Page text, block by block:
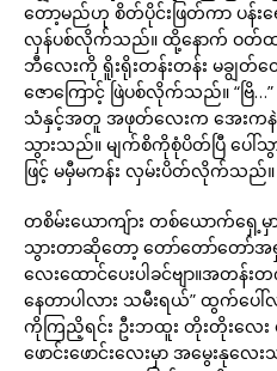
တော့မည်ဟု စိတ်ပိုင်းဖြတ်ကာ ပန်း
လှန်ပစ်လိုက်သည်။ ထို့နောက် ဝတ်ထာ
ဘီလေးကို ရိူးရိုးတန်းတန်း မချွတ်
ဇောကြောင့် ဖြဲပစ်လိုက်သည်။ “ဗြိ…”
သံနှင့်အတူ အဖုတ်လေးက အေးကနဲ
သွားသည်။ မျက်စိကိုစုံပိတ်ပြီ ပေ
ဖြင့် မမှီမကန်း လှမ်းပိတ်လိုက်သည်။
တစိမ်းယောကျ်ား တစ်ယောက်ရှေ့မှ
သွားတာဆိုတော့ တော်တော်တေ
လေးထောင်ပေးပါခင်ဗျာ။အတန်းတ
နေတာပါလား သမီးရယ်” ထွက်ပေါ်
ကိုကြညိ့ရင်း ဦးဘထူး တိုးတိုးလ
ဖောင်းဖောင်းလေးမှာ အမွေးနုလ